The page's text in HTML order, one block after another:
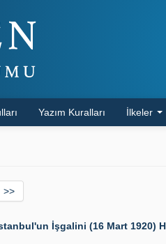
Yazım Kuralları İlkeler
>>
İşgalini (16 Mart 1920)